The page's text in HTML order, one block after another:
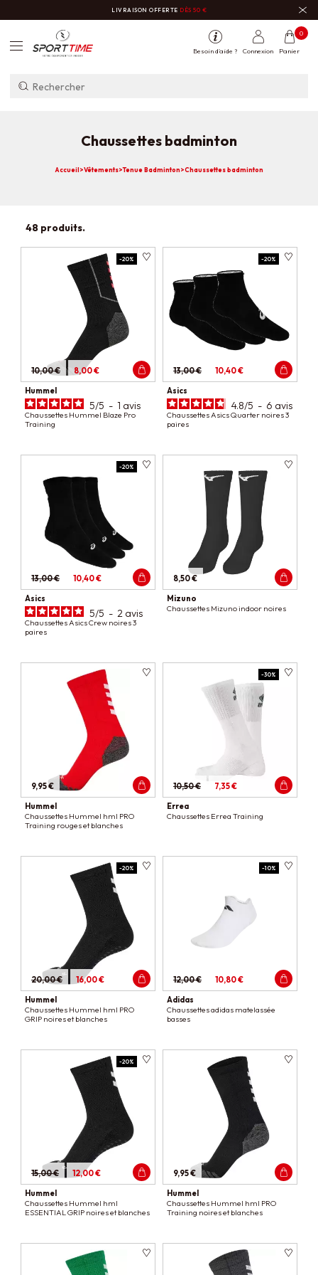
LIVRAISON OFFERTE DÈS 50 €
Besoin d'aide ? Connexion Panier
0
Chaussettes badminton
Accueil>Vêtements>Tenue Badminton>Chaussettes badminton
48 produits.
10,00 € 8,00 €
-20%
Hummel
5/5 - 1 avis
Chaussettes Hummel Blaze Pro
Training
13,00 € 10,40 €
-20%
Asics
4.8/5 - 6 avis
Chaussettes Asics Quarter noires 3
paires
13,00 € 10,40 €
-20%
Asics
5/5 - 2 avis
Chaussettes Asics Crew noires 3
paires
8,50 €
Mizuno
Chaussettes Mizuno indoor noires
9,95 €
Hummel
Chaussettes Hummel hml PRO
Training rouges et blanches
10,50 € 7,35 €
-30%
Errea
Chaussettes Errea Training
20,00 € 16,00 €
-20%
Hummel
Chaussettes Hummel hml PRO
GRIP noires et blanches
12,00 € 10,80 €
-10%
Adidas
Chaussettes adidas matelassée
basses
15,00 € 12,00 €
-20%
Hummel
Chaussettes Hummel hml
ESSENTIAL GRIP noires et blanches
9,95 €
Hummel
Chaussettes Hummel hml PRO
Training noires et blanches